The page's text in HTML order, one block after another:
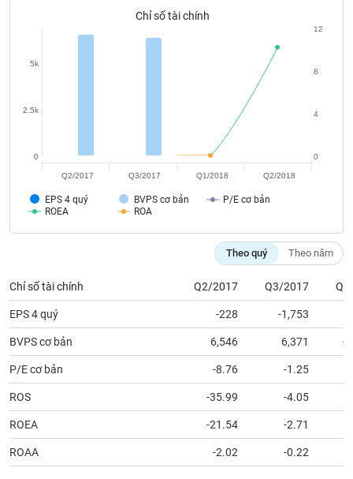
Chỉ số tài chính
EPS 4 quý BVPS cơ bản
P/E cơ bản
ROEA
ROA
0
2.5k
5k
0
4
8
12
Q2/2017 Q3/2017 Q1/2018 Q2/2018
Theo quý Theo năm
Chỉ số tài chính Q2/2017 Q3/2017
EPS 4 quý -228 -1,753
BVPS cơ bản 6,546 6,371 -
P/E cơ bản -8.76 -1.25
ROS -35.99 -4.05
ROEA -21.54 -2.71
ROAA -2.02 -0.22
ngữ
Đào
Sách
tài
chính
Công
đầu
tư